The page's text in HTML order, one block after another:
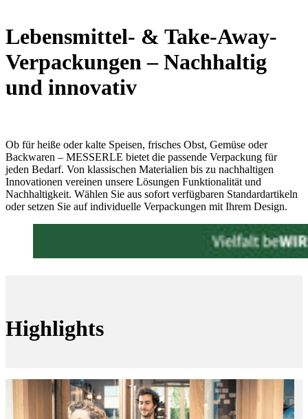
Lebensmittel- & Take-Away-
Verpackungen – Nachhaltig
und innovativ
Ob für heiße oder kalte Speisen, frisches Obst, Gemüse oder
Backwaren – MESSERLE bietet die passende Verpackung für
jeden Bedarf. Von klassischen Materialien bis zu nachhaltigen
Innovationen vereinen unsere Lösungen Funktionalität und
Nachhaltigkeit. Wählen Sie aus sofort verfügbaren Standardartikeln
oder setzen Sie auf individuelle Verpackungen mit Ihrem Design.
Highlights